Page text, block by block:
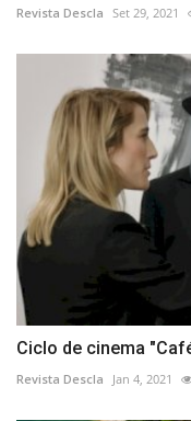
Revista Descla Set 29, 2021
Ciclo de cinema
Revista Descla Jan 4, 2021